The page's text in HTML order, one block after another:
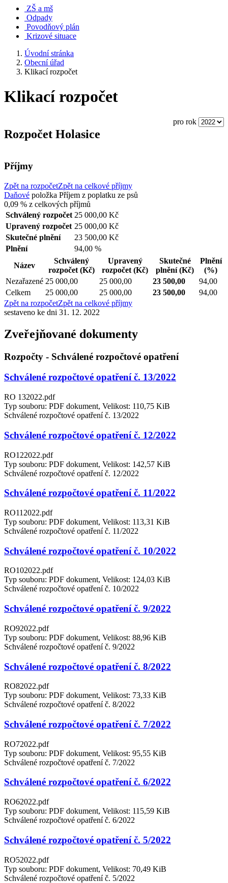
ZŠ a mš
Odpady
Povodňový plán
Krizové situace
Úvodní stránka
Obecní úřad
Klikací rozpočet
Klikací rozpočet
pro rok
Rozpočet Holasice
Příjmy
Zpět na rozpočetZpět na celkové příjmy
Daňové položka Příjem z poplatku ze psů
0,09 % z celkových příjmů
Schválený rozpočet 25 000,00 Kč
Upravený rozpočet 25 000,00 Kč
Skutečné plnění
23 500,00 Kč
Plnění
94,00 %
Název
Schválený
rozpočet (Kč)
Upravený
rozpočet (Kč)
Skutečné
plnění(Kč)
Plnění
(%)
Nezařazené 25 000,00 25 000,00 23 500,00
94,00
Celkem
25 000,00 25 000,00 23 500,00
94,00
Zpět na rozpočetZpět na celkové příjmy
sestaveno ke dni 31. 12. 2022
Zveřejňované dokumenty
Rozpočty - Schválené rozpočtové opatření
Schválené rozpočtové opatření č. 13/2022
RO 132022.pdf
Typ souboru: PDF dokument, Velikost: 110,75 KiB
Schválené rozpočtové opatření č. 13/2022
Schválené rozpočtové opatření č. 12/2022
RO122022.pdf
Typ souboru: PDF dokument, Velikost: 142,57 KiB
Schválené rozpočtové opatření č. 12/2022
Schválené rozpočtové opatření č. 11/2022
RO112022.pdf
Typ souboru: PDF dokument, Velikost: 113,31 KiB
Schválené rozpočtové opatření č. 11/2022
Schválené rozpočtové opatření č. 10/2022
RO102022.pdf
Typ souboru: PDF dokument, Velikost: 124,03 KiB
Schválené rozpočtové opatření č. 10/2022
Schválené rozpočtové opatření č. 9/2022
RO92022.pdf
Typ souboru: PDF dokument, Velikost: 88,96 KiB
Schválené rozpočtové opatření č. 9/2022
Schválené rozpočtové opatření č. 8/2022
RO82022.pdf
Typ souboru: PDF dokument, Velikost: 73,33 KiB
Schválené rozpočtové opatření č. 8/2022
Schválené rozpočtové opatření č. 7/2022
RO72022.pdf
Typ souboru: PDF dokument, Velikost: 95,55 KiB
Schválené rozpočtové opatření č. 7/2022
Schválené rozpočtové opatření č. 6/2022
RO62022.pdf
Typ souboru: PDF dokument, Velikost: 115,59 KiB
Schválené rozpočtové opatření č. 6/2022
Schválené rozpočtové opatření č. 5/2022
RO52022.pdf
Typ souboru: PDF dokument, Velikost: 70,49 KiB
Schválené rozpočtové opatření č. 5/2022